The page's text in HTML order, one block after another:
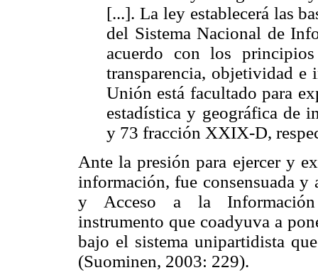
[...]. La ley establecerá las
del Sistema Nacional de
acuerdo con los
transparencia, objetividad e
Unión está facultado para
estadística y geográfica de
y 73 fracción XXIX-D,
Ante la presión para ejercer y
información, fue consensuada y
y Acceso a la Información
instrumento que coadyuva a
bajo el sistema unipartidista
(Suominen, 2003: 229).